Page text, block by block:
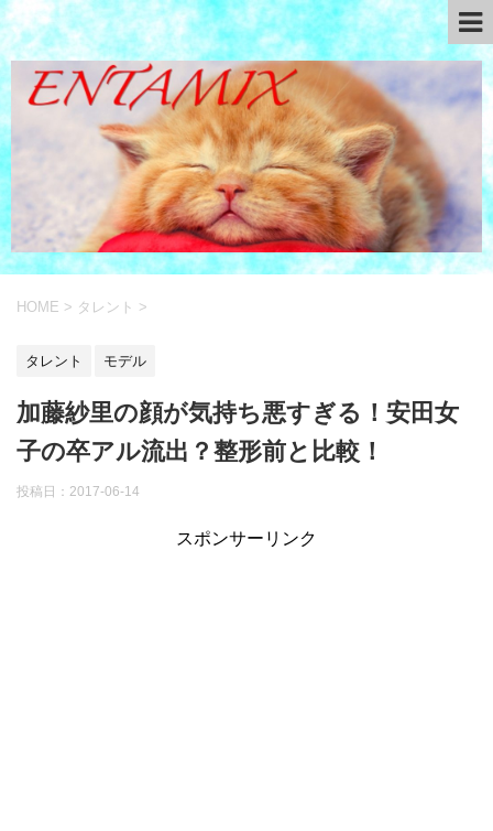
HOME > タレント >
タレント モデル
加藤紗里の顔が気持ち悪すぎる！安田女
子の卒アル流出？整形前と比較！
投稿日： 2017-06-14
スポンサーリンク